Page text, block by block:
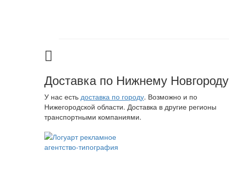
Доставка по Нижнему Новгороду
У нас есть доставка по городу. Возможно и по
Нижегородской области. Доставка в другие регионы
транспортными компаниями.